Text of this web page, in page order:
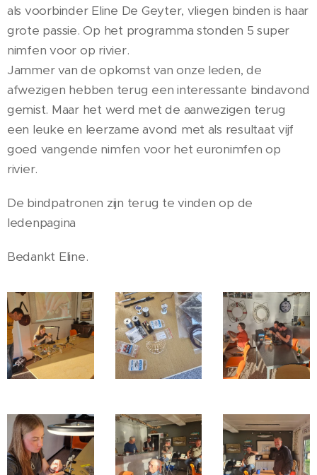
als voorbinder Eline De Geyter, vliegen binden is haar
grote passie. Op het programma stonden 5 super
nimfen voor op rivier.
Jammer van de opkomst van onze leden, de
afwezigen hebben terug een interessante bindavond
gemist. Maar het werd met de aanwezigen terug
een leuke en leerzame avond met als resultaat vijf
goed vangende nimfen voor het euronimfen op
rivier.
De bindpatronen zijn terug te vinden op de
ledenpagina
Bedankt Eline.